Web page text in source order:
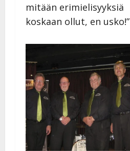
mitään erimielisyyksiä
koskaan ollut, en usko!”